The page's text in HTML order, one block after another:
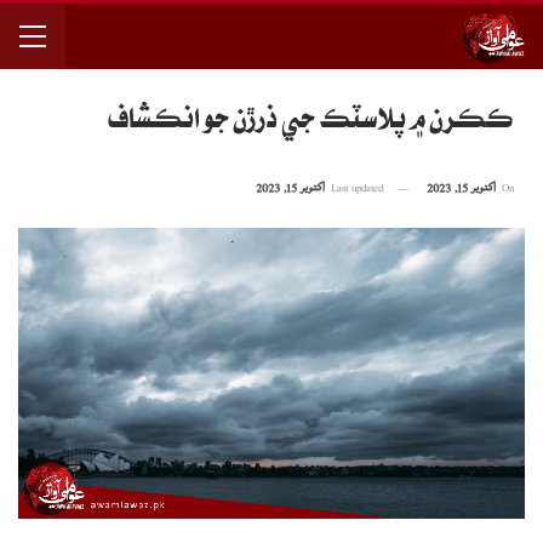
ڪڪرن ۾ پلاسٽڪ جي ذرڙن جو انڪشاف
اکتوبر 15, 2023 اکتوبر 15, 2023